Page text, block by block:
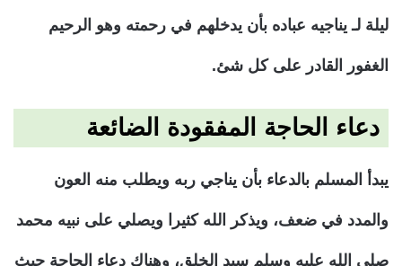
ليلة لـ يناجيه عباده بأن يدخلهم في رحمته وهو الرحيم
الغفور القادر على كل شئ.
دعاء الحاجة المفقودة الضائعة
يبدأ المسلم بالدعاء بأن يناجي ربه ويطلب منه العون
والمدد في ضعف، ويذكر الله كثيرا ويصلي على نبيه محمد
صلى الله عليه وسلم سيد الخلق، وهناك دعاء الحاجة حيث